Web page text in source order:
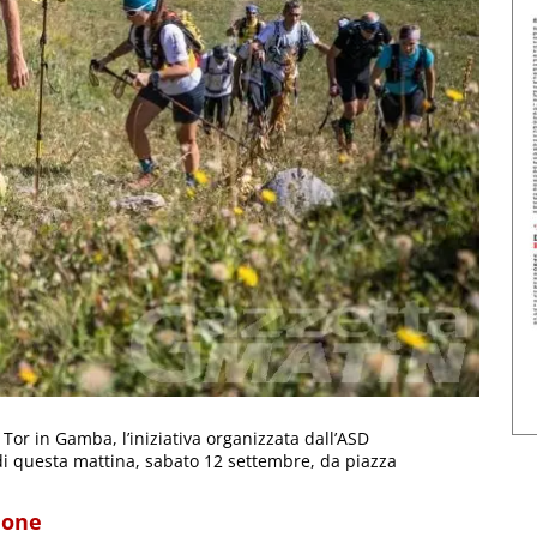
in Gamba, l’iniziativa organizzata dall’ASD
questa mattina, sabato 12 settembre, da piazza